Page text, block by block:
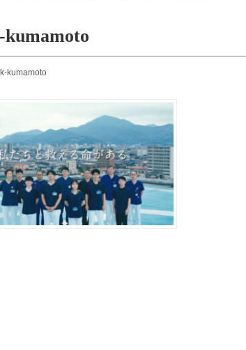
kumamoto
kumamoto